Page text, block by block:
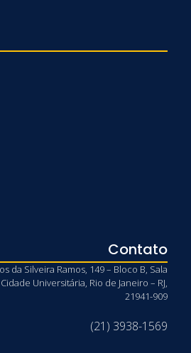
Contato
da Silveira Ramos, 149 – Bloco B, Sala
Universitária, Rio de Janeiro – RJ,
21941-909
(21) 3938-1569